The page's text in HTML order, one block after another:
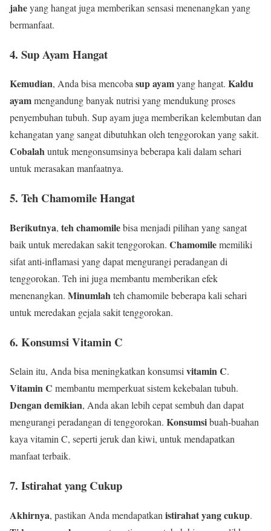
jaheyang hangat juga memberikan sensasi menenangkan yang
bermanfaat.
4. Sup Ayam Hangat
Kemudian, Anda bisa mencobasup ayamyang hangat. Kaldu
ayammengandung banyak nutrisi yang mendukung proses
penyembuhan tubuh. Sup ayam juga memberikan kelembutan dan
kehangatan yang sangat dibutuhkan oleh tenggorokan yang sakit.
Cobalahuntuk mengonsumsinya beberapa kali dalam sehari
untuk merasakan manfaatnya.
5. Teh Chamomile Hangat
Berikutnya, teh chamomilebisa menjadi pilihan yang sangat
baik untuk meredakan sakit tenggorokan. Chamomilememiliki
sifat anti-inflamasi yang dapat mengurangi peradangan di
tenggorokan. Teh ini juga membantu memberikan efek
menenangkan. Minumlahteh chamomile beberapa kali sehari
untuk meredakan gejala sakit tenggorokan.
6. Konsumsi Vitamin C
Selain itu, Anda bisa meningkatkan konsumsivitamin C.
Vitamin C membantu memperkuat sistem kekebalan tubuh.
Dengan demikian, Anda akan lebih cepat sembuh dan dapat
mengurangi peradangan di tenggorokan. Konsumsibuah-buahan
kaya vitamin C, seperti jeruk dan kiwi, untuk mendapatkan
manfaat terbaik.
7. Istirahat yang Cukup
Akhirnya, pastikan Anda mendapatkan istirahat yang cukup.